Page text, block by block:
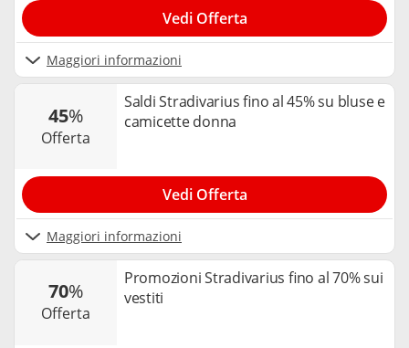
Maggiori informazioni
Vedi Offerta
45%
offerta
Saldi Stradivarius fino al 45% su bluse e
camicette donna
Maggiori informazioni
Vedi Offerta
70%
offerta
Promozioni Stradivarius fino al 70% sui
vestiti